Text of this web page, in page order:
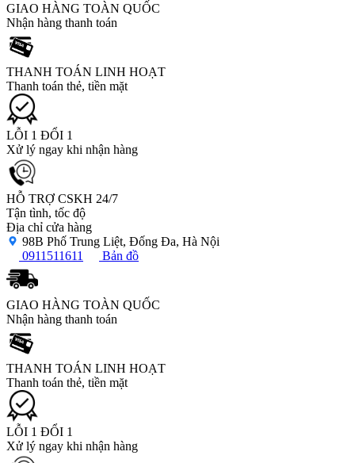
GIAO HÀNG TOÀN QUỐC
Nhận hàng thanh toán
THANH TOÁN LINH HOẠT
Thanh toán thẻ, tiền mặt
LỖI 1 ĐỔI 1
Xử lý ngay khi nhận hàng
HỖ TRỢ CSKH 24/7
Tận tình, tốc độ
Địa chỉ cửa hàng
98B Phố Trung Liệt, Đống Đa, Hà Nội
0911511611
Bản đồ
GIAO HÀNG TOÀN QUỐC
Nhận hàng thanh toán
THANH TOÁN LINH HOẠT
Thanh toán thẻ, tiền mặt
LỖI 1 ĐỔI 1
Xử lý ngay khi nhận hàng